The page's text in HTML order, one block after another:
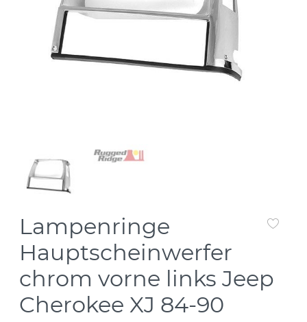
Lampenringe
Hauptscheinwerfer
chrom vorne links Jeep
Cherokee XJ 84-90